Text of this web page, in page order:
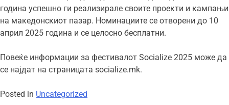
година успешно ги реализирале своите проекти и кампањи
на македонскиот пазар. Номинациите се отворени до 10
април 2025 година и се целосно бесплатни.
Повеќе информации за фестивалот Socialize 2025 може да
се најдат на страницата socialize.mk.
Posted in Uncategorized